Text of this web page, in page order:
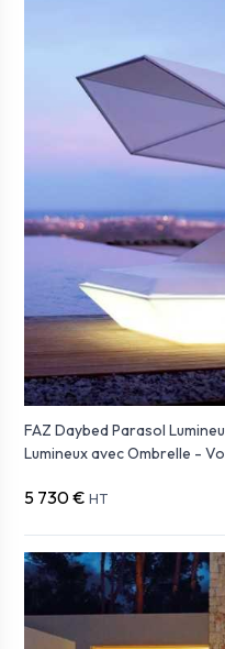
FAZ Daybed Parasol
Lumineux avec Ombrelle -
5 730 € HT